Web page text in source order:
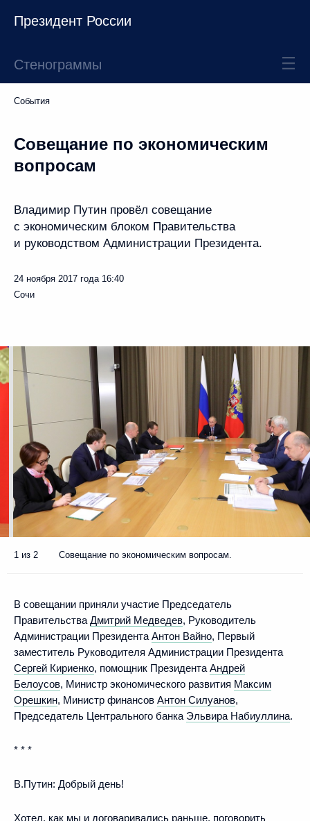
Президент России
Стенограммы
События
Совещание по экономическим
вопросам
Владимир Путин провёл совещание
с экономическим блоком Правительства
и руководством Администрации Президента.
24 ноября 2017 года 16:40
Сочи
1 из 2 Совещание по экономическим вопросам.
В совещании приняли участие Председатель
Правительства Дмитрий Медведев, Руководитель
Администрации Президента Антон Вайно, Первый
заместитель Руководителя Администрации Президента
Сергей Кириенко, помощник Президента Андрей
Белоусов, Министр экономического развития Максим
Орешкин, Министр финансов Антон Силуанов,
Председатель Центрального банка Эльвира Набиуллина.
* * *
В.Путин: Добрый день!
Хотел, как мы и договаривались раньше, поговорить